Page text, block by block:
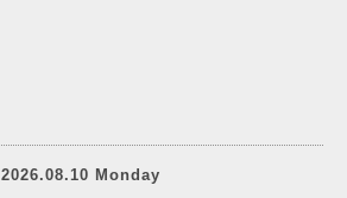
2026.08.10 Monday